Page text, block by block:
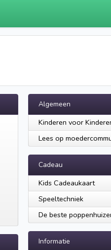
Algemeen
Kinderen voor
Lees op
Cadeau
Kids Cadeaukaart
Speeltechniek
De beste
Informatie